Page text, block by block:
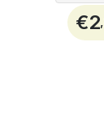
€2